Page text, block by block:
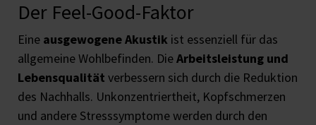
Der Feel-Good-Faktor
Eine ausgewogene Akustik ist essenziell für das
allgemeine Wohlbefinden. DieArbeitsleistung und
Lebensqualität verbessern sich durch die Reduktion
des Nachhalls. Unkonzentriertheit, Kopfschmerzen
und andere Stresssymptome werden durch den